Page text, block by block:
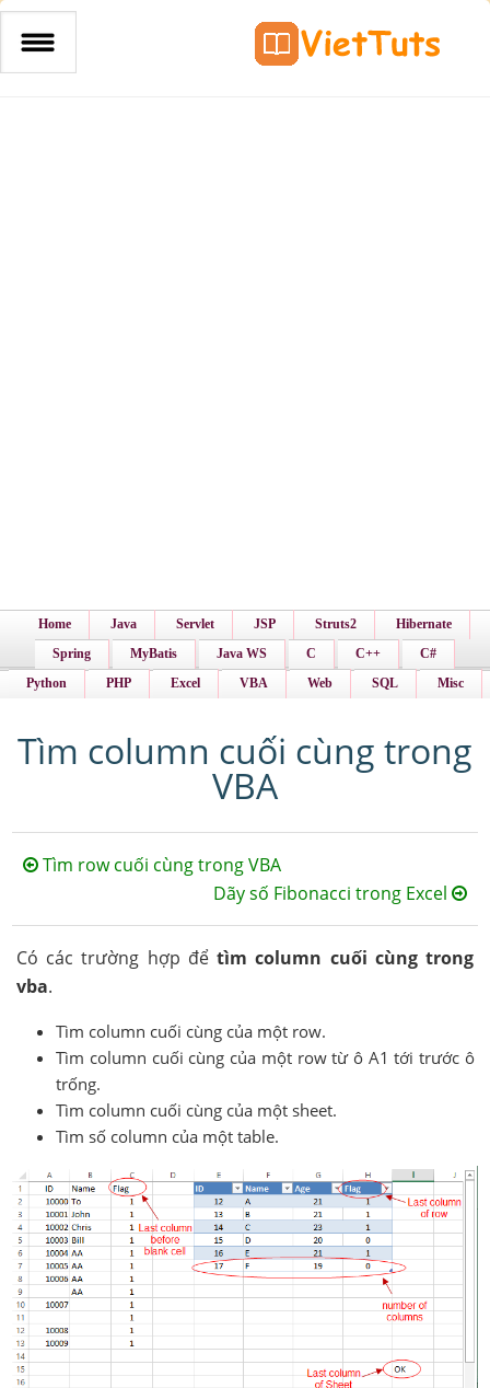
Home Java Servlet JSP Struts2
Hibernate
Spring
MyBatis Java WS C C++
C#
Python
PHP Excel VBA Web SQL Misc
Tìm column cuối cùng trong
VBA
Tìm row cuối cùng trong VBA
Dãy số Fibonacci trong Excel
Có các trường hợp đểtìm column cuối cùng trong
vba.
Tìm column cuối cùng của một row.
Tìm column cuối cùng của một row từ ô A1 tới trước ô
trống.
Tìm column cuối cùng của một sheet.
Tìm số column của một table.